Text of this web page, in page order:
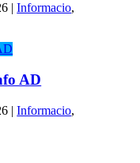
|Informacio,
AD
|Informacio,